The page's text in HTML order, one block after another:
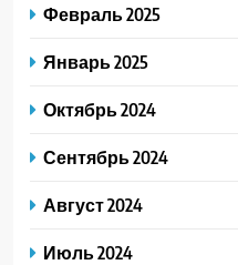
Февраль 2025
Январь 2025
Октябрь 2024
Сентябрь 2024
Август 2024
Июль 2024